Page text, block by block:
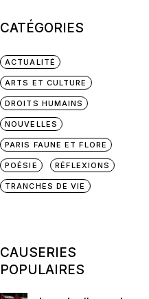
CATÉGORIES
ACTUALITÉ
ARTS ET CULTURE
DROITS HUMAINS
NOUVELLES
PARIS FAUNE ET FLORE
POÉSIE RÉFLEXIONS
TRANCHES DE VIE
CAUSERIES
POPULAIRES